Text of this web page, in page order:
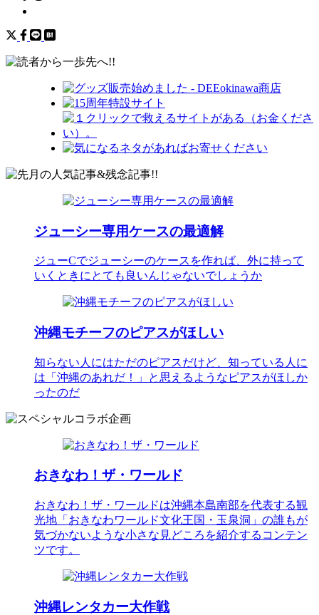
ジューシー専用ケースの最適解
ジューCでジューシーのケースを作れば、外に持って
いくときにとても良いんじゃないでしょうか
沖縄モチーフのピアスがほしい
知らない人にはただのピアスだけど、知っている人に
は「沖縄のあれだ！」と思えるようなピアスがほしか
ったのだ
おきなわ！ザ・ワールド
おきなわ！ザ・ワールドは沖縄本島南部を代表する観
光地「おきなわワールド文化王国・玉泉洞」の誰もが
気づかないような小さな見どころを紹介するコンテン
ツです。
沖縄レンタカー大作戦